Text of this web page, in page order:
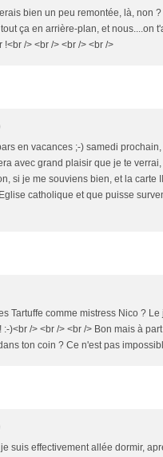
bien un peu remontée, là, non
ça en arrière-plan, et nous....on
/> <br /> <br /> <br />
en vacances ;-) samedi
avec grand plaisir que je te
si je me souviens bien, et la carte
catholique et que puisse
Tartuffe comme mistress Nico ?
)<br /> <br /> <br /> Bon mais à
ton coin ? Ce n'est pas
suis effectivement allée dormir,